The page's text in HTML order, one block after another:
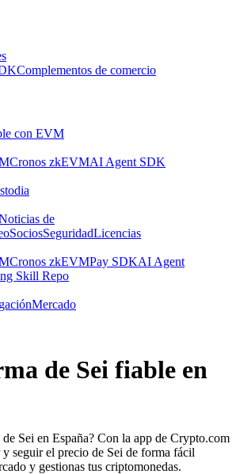
Complementos de comercio
con EVM
Cronos zkEVMAI Agent SDK
de
SociosSeguridadLicencias
Cronos zkEVMPay SDKAI Agent
Skill Repo
Mercado
de Sei fiable en
Sei en España? Con la app de Crypto.com
y seguir el precio de Sei de forma fácil
y gestionas tus criptomonedas.